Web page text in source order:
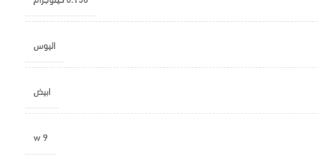
اليوس
ابيض
9 w